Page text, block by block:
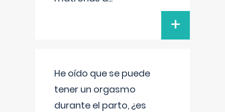
+
He oído que se puede
tener un orgasmo
durante el parto, ¿es